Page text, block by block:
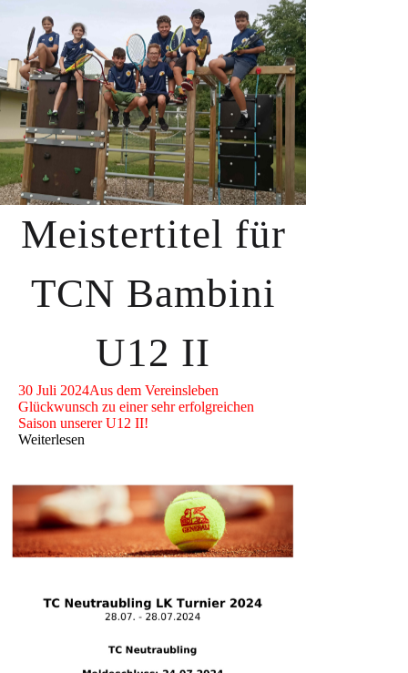
Meistertitel für
TCN Bambini
U12 II
30 Juli 2024Aus dem Vereinsleben
Glückwunsch zu einer sehr erfolgreichen
Saison unserer U12 II!
Weiterlesen